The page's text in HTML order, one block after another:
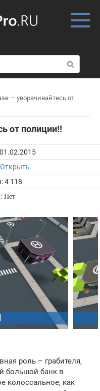
— уворачивайтесь от
от полиции!!
01.02.2015
Открыть
4 118
Нет
роль – грабителя,
большой банк в
колоссальное, как